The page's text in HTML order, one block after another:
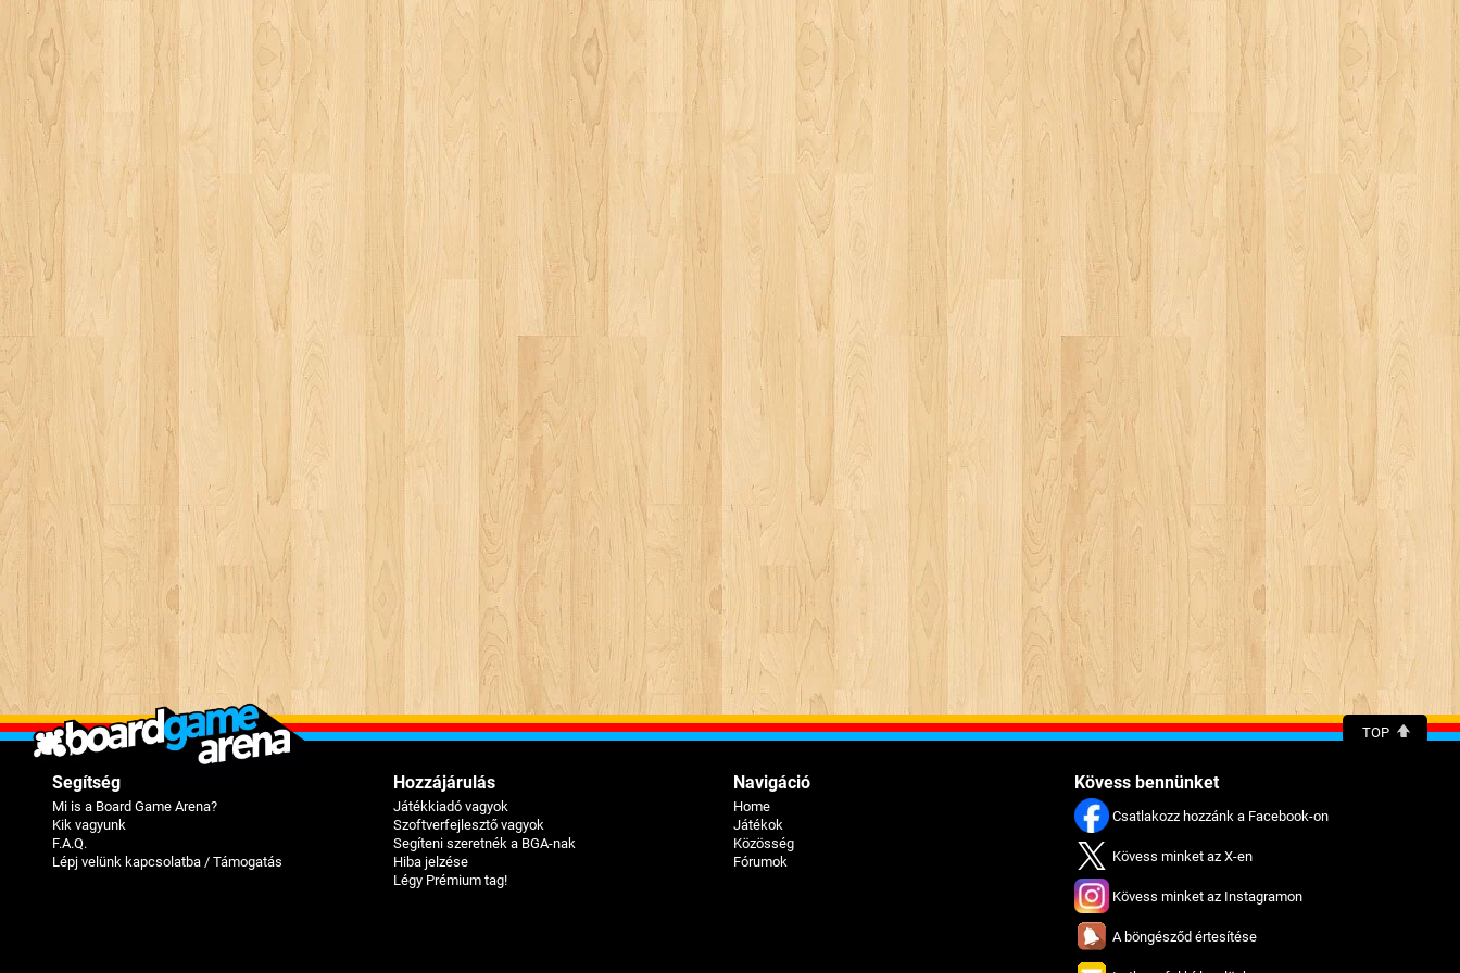
TOP
Segítség
Mi is a Board Game Arena?
Kik vagyunk
F.A.Q.
Lépj velünk kapcsolatba / Támogatás
Hozzájárulás
Játékkiadó vagyok
Szoftverfejlesztő vagyok
Segíteni szeretnék a BGA-nak
Hiba jelzése
Légy Prémium tag!
Navigáció
Home
Játékok
Közösség
Fórumok
Kövess bennünket
Csatlakozz hozzánk a Facebook-on
Kövess minket az X-en
Kövess minket az Instagramon
A böngésződ értesítése